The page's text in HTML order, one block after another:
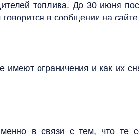
топлива. До 30 июня
в сообщении на
ограничения и как их
в связи с тем, что те